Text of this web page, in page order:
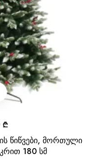
წიწვები, მორთული
180 სმ
₾